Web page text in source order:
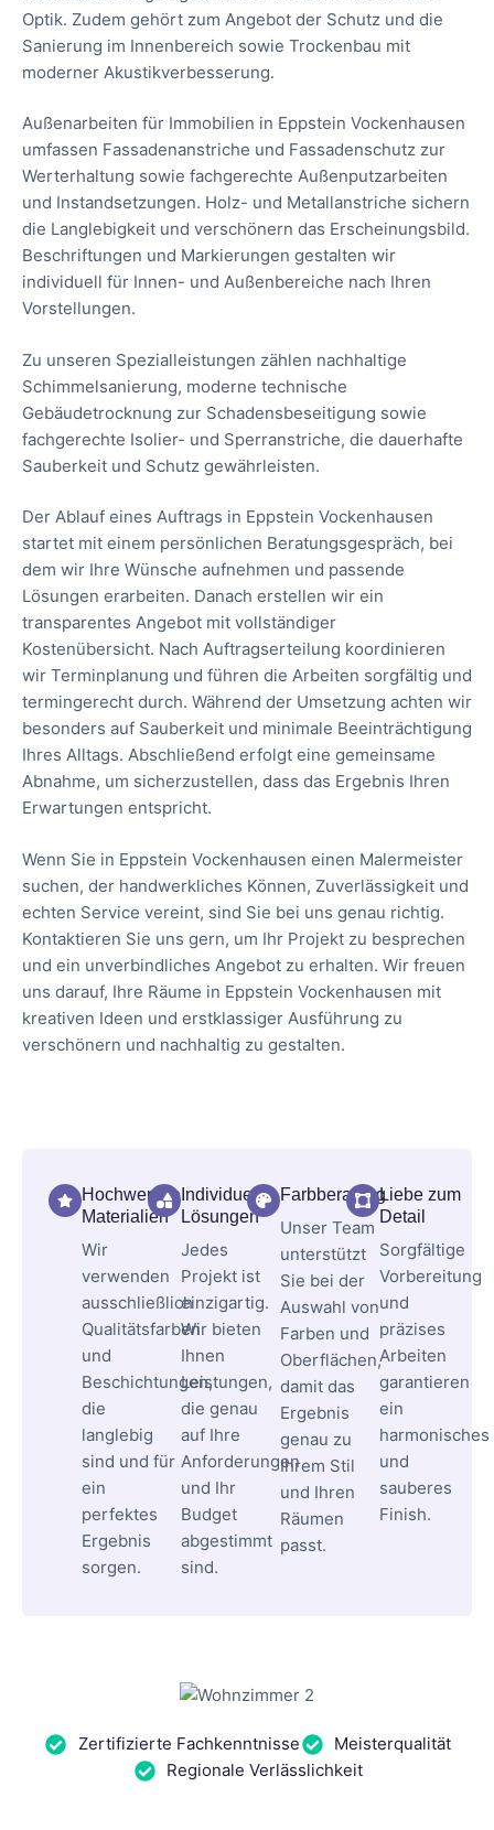
Optik. Zudem gehört zum Angebot der Schutz und die
Sanierung im Innenbereich sowie Trockenbau mit
moderner Akustikverbesserung.
Außenarbeiten für Immobilien in Eppstein Vockenhausen
umfassen Fassadenanstriche und Fassadenschutz zur
Werterhaltung sowie fachgerechte Außenputzarbeiten
und Instandsetzungen. Holz- und Metallanstriche sichern
die Langlebigkeit und verschönern das Erscheinungsbild.
Beschriftungen und Markierungen gestalten wir
individuell für Innen- und Außenbereiche nach Ihren
Vorstellungen.
Zu unseren Spezialleistungen zählen nachhaltige
Schimmelsanierung, moderne technische
Gebäudetrocknung zur Schadensbeseitigung sowie
fachgerechte Isolier- und Sperranstriche, die dauerhafte
Sauberkeit und Schutz gewährleisten.
Der Ablauf eines Auftrags in Eppstein Vockenhausen
startet mit einem persönlichen Beratungsgespräch, bei
dem wir Ihre Wünsche aufnehmen und passende
Lösungen erarbeiten. Danach erstellen wir ein
transparentes Angebot mit vollständiger
Kostenübersicht. Nach Auftragserteilung koordinieren
wir Terminplanung und führen die Arbeiten sorgfältig und
termingerecht durch. Während der Umsetzung achten wir
besonders auf Sauberkeit und minimale Beeinträchtigung
Ihres Alltags. Abschließend erfolgt eine gemeinsame
Abnahme, um sicherzustellen, dass das Ergebnis Ihren
Erwartungen entspricht.
Wenn Sie in Eppstein Vockenhausen einen Malermeister
suchen, der handwerkliches Können, Zuverlässigkeit und
echten Service vereint, sind Sie bei uns genau richtig.
Kontaktieren Sie uns gern, um Ihr Projekt zu besprechen
und ein unverbindliches Angebot zu erhalten. Wir freuen
uns darauf, Ihre Räume in Eppstein Vockenhausen mit
kreativen Ideen und erstklassiger Ausführung zu
verschönern und nachhaltig zu gestalten.
Hochwertige
Materialien
Wir
verwenden
ausschließlich
Qualitätsfarben
und
Beschichtungen,
die
langlebig
sind und für
ein
perfektes
Ergebnis
sorgen.
Individuelle
Lösungen
Jedes
Projekt ist
einzigartig.
Wir bieten
Ihnen
Leistungen,
die genau
auf Ihre
Anforderungen
und Ihr
Budget
abgestimmt
sind.
Farbberatung
Unser Team
unterstützt
Sie bei der
Auswahl von
Farben und
Oberflächen,
damit das
Ergebnis
genau zu
Ihrem Stil
und Ihren
Räumen
passt.
Liebe zum
Detail
Sorgfältige
Vorbereitung
und
präzises
Arbeiten
garantieren
ein
harmonisches
und
sauberes
Finish.
Zertifizierte Fachkenntnisse
Meisterqualität
Regionale Verlässlichkeit